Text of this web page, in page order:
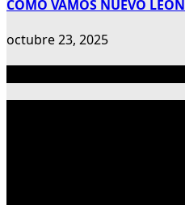
CÓMO VAMOS NUEVO LEÓN
octubre 23, 2025